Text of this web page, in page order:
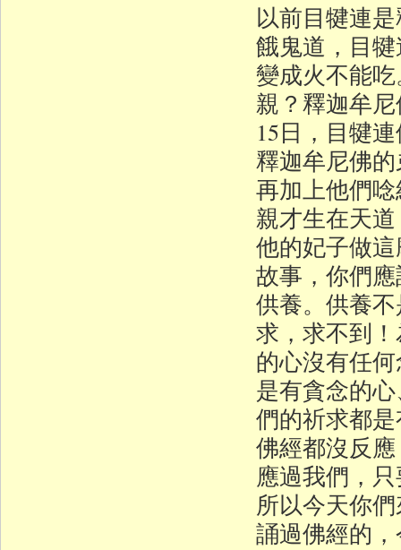
以前目犍連
餓鬼道，目
變成火不能
親？釋迦牟
15日，目犍
釋迦牟尼佛
再加上他們
親才生在天
他的妃子做
故事，你們
供養。供養
求，求不到
的心沒有任
是有貪念的
們的祈求都
佛經都沒反
應過我們，
所以今天你
誦過佛經的